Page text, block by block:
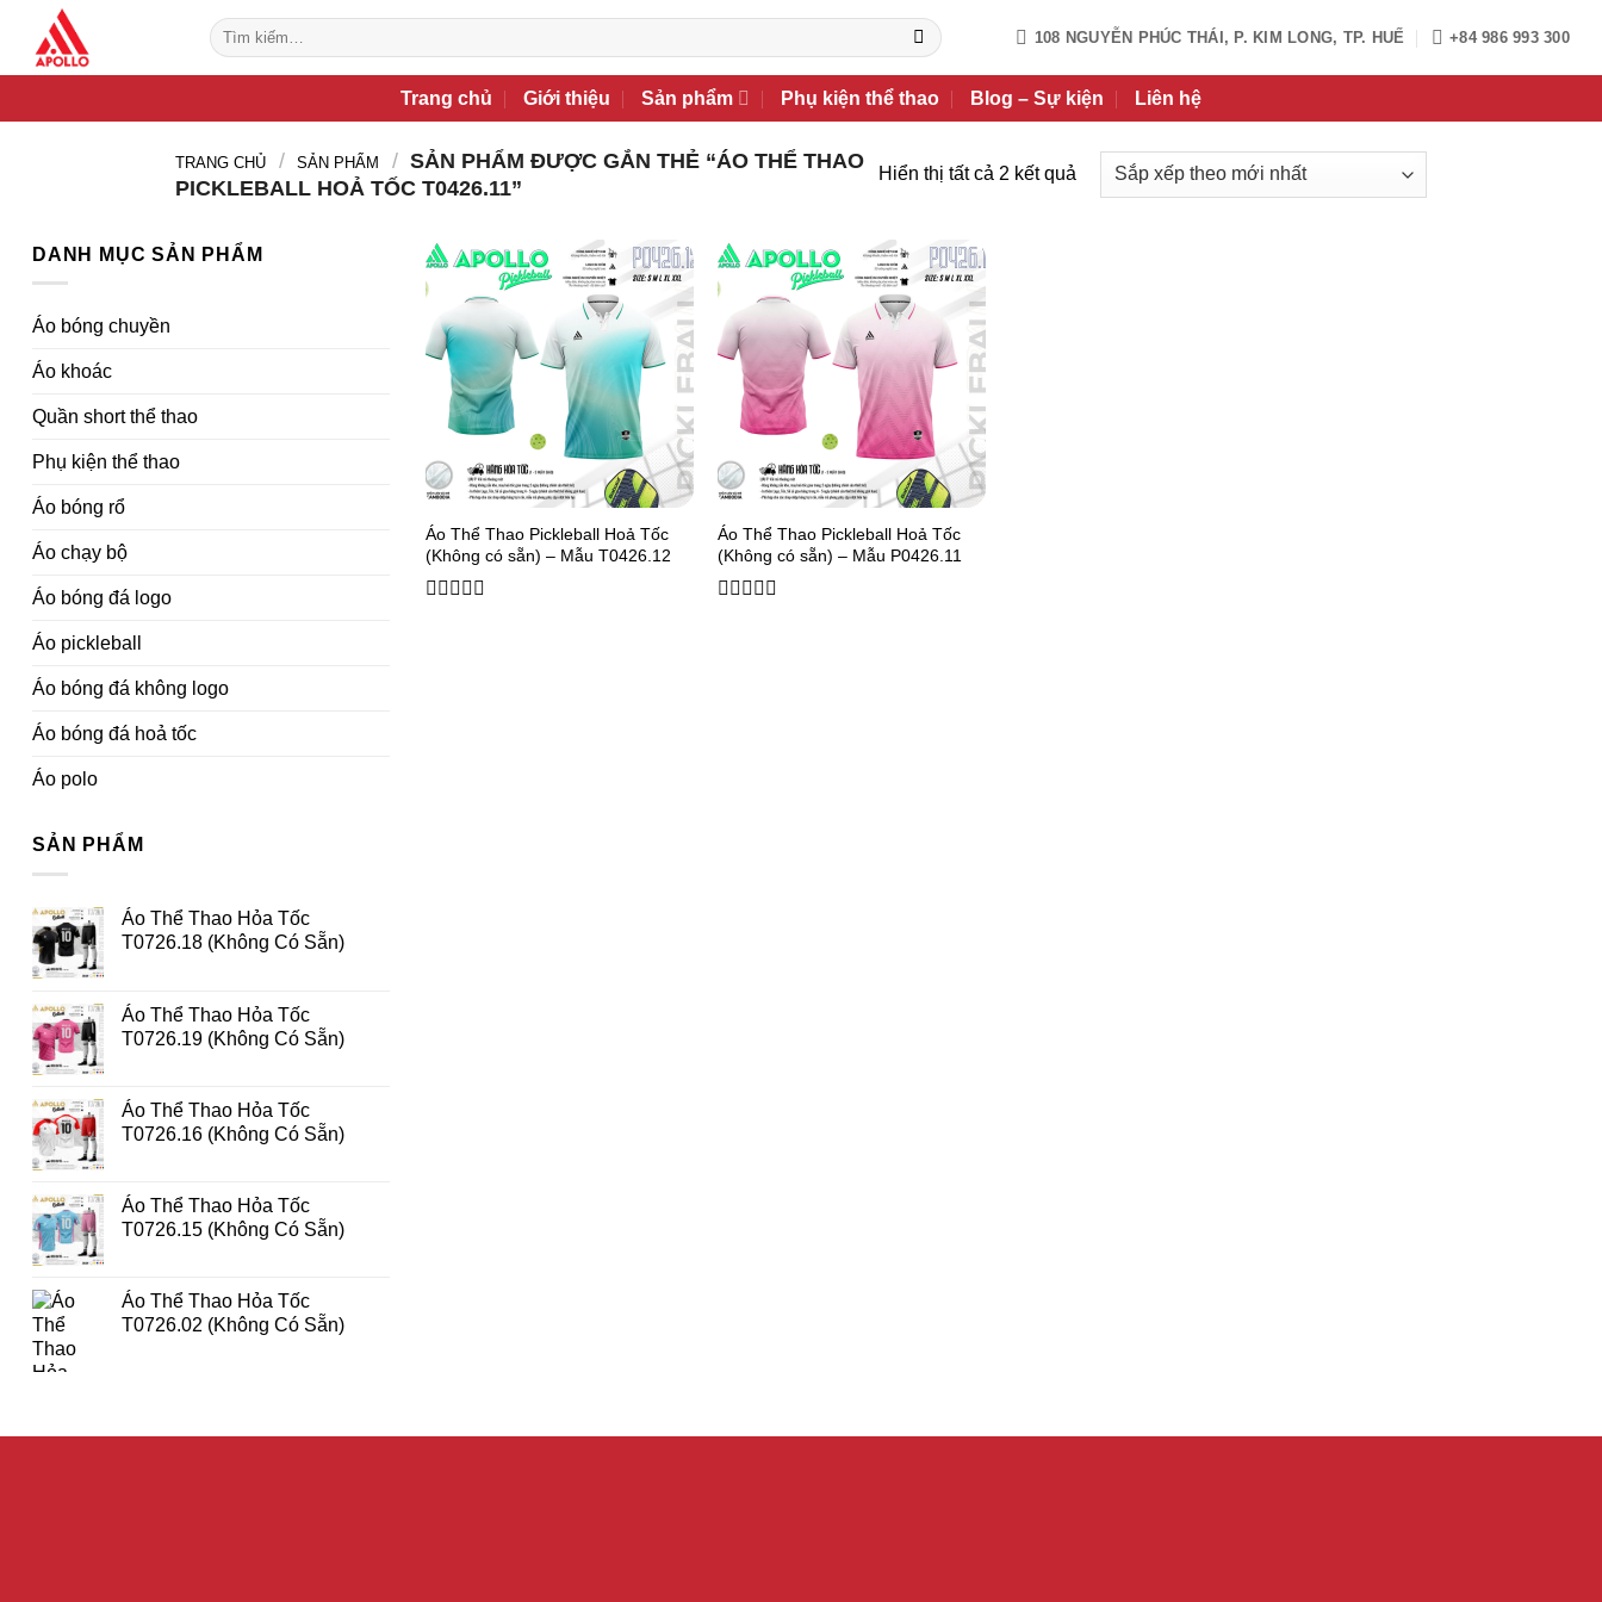
nội
Tìm
kiếm:
108 NGUYỄN PHÚC THÁI, P. KIM LONG, TP. HUẾ +84 986 993 300
Trang chủ Giới thiệu Sản phẩm Phụ kiện thể thao Blog – Sự kiện Liên hệ
TRANG CHỦ / SẢN PHẨM / SẢN PHẨM ĐƯỢC GẮN THẺ “ÁO THỂ THAO
PICKLEBALL HOẢ TỐC T0426.11”
Hiển thị tất cả 2 kết quảĐã
sắp
DANH MỤC SẢN PHẨM
Áo bóng chuyền
Áo khoác
Quần short thể thao
Phụ kiện thể thao
Áo bóng rổ
Áo chạy bộ
Áo bóng đá logo
Áo pickleball
Áo bóng đá không logo
Áo bóng đá hoả tốc
Áo polo
SẢN PHẨM
Áo Thể Thao Hỏa Tốc
T0726.18 (Không Có Sẵn)
Áo Thể Thao Hỏa Tốc
T0726.19 (Không Có Sẵn)
Áo Thể Thao Hỏa Tốc
T0726.16 (Không Có Sẵn)
Áo Thể Thao Hỏa Tốc
T0726.15 (Không Có Sẵn)
Áo Thể Thao Hỏa Tốc
T0726.02 (Không Có Sẵn)
Áo Thể Thao Pickleball Hoả Tốc
(Không có sẵn) – Mẫu T0426.12
Áo Thể Thao Pickleball Hoả Tốc
(Không có sẵn) – Mẫu P0426.11